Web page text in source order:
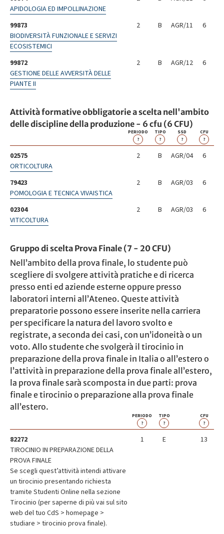
APIDOLOGIA ED IMPOLLINAZIONE
99873
BIODIVERSITÀ FUNZIONALE E SERVIZI
ECOSISTEMICI
2 B AGR/11 6
99872
GESTIONE DELLE AVVERSITÀ DELLE
PIANTE II
2 B AGR/12 6
Attività formative obbligatorie a scelta nell'ambito
delle discipline della produzione - 6 cfu (6 CFU)
PERIODO
?
TIPO
?
SSD
?
CFU
?
02575
ORTICOLTURA
2 B AGR/04 6
79423
POMOLOGIA E TECNICA VIVAISTICA
2 B AGR/03 6
02304
VITICOLTURA
2 B AGR/03 6
Gruppo di scelta Prova Finale (7 - 20 CFU)
Nell’ambito della prova finale, lo studente può
scegliere di svolgere attività pratiche e di ricerca
presso enti ed aziende esterne oppure presso
laboratori interni all’Ateneo. Queste attività
preparatorie possono essere inserite nella carriera
per specificare la natura del lavoro svolto e
registrate, a seconda dei casi, con un’idoneità o un
voto. Allo studente che svolgerà il tirocinio in
preparazione della prova finale in Italia o all’estero o
l’attività in preparazione della prova finale all’estero,
la prova finale sarà scomposta in due parti: prova
finale e tirocinio o preparazione alla prova finale
all’estero.
PERIODO
?
TIPO
?
CFU
?
82272
TIROCINIO IN PREPARAZIONE DELLA
PROVA FINALE
Se scegli quest’attività intendi attivare
un tirocinio presentando richiesta
tramite Studenti Online nella sezione
Tirocinio (per saperne di più vai sul sito
web del tuo CdS > homepage >
studiare > tirocinio prova finale).
1 E 13